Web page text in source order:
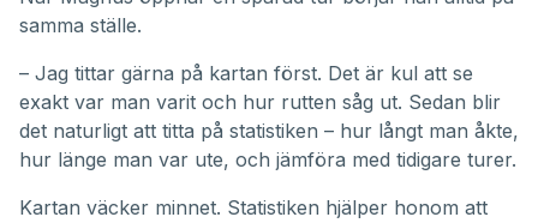
samma ställe.
– Jag tittar gärna på kartan först. Det är kul att se
exakt var man varit och hur rutten såg ut. Sedan blir
det naturligt att titta på statistiken – hur långt man åkte,
hur länge man var ute, och jämföra med tidigare turer.
Kartan väcker minnet. Statistiken hjälper honom att